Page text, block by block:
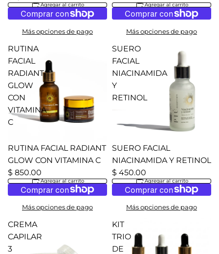
Agregar al carrito
Más opciones de pago
Agregar al carrito
Más opciones de pago
RUTINA
FACIAL
RADIANT
GLOW
CON
VITAMINA
C
RUTINA FACIAL RADIANT
GLOW CON VITAMINA C
$ 850.00
Agregar al carrito
Más opciones de pago
SUERO
FACIAL
NIACINAMIDA
Y
RETINOL
SUERO FACIAL
NIACINAMIDA Y RETINOL
$ 450.00
Agregar al carrito
Más opciones de pago
CREMA
CAPILAR
3
KIT
TRIO
DE